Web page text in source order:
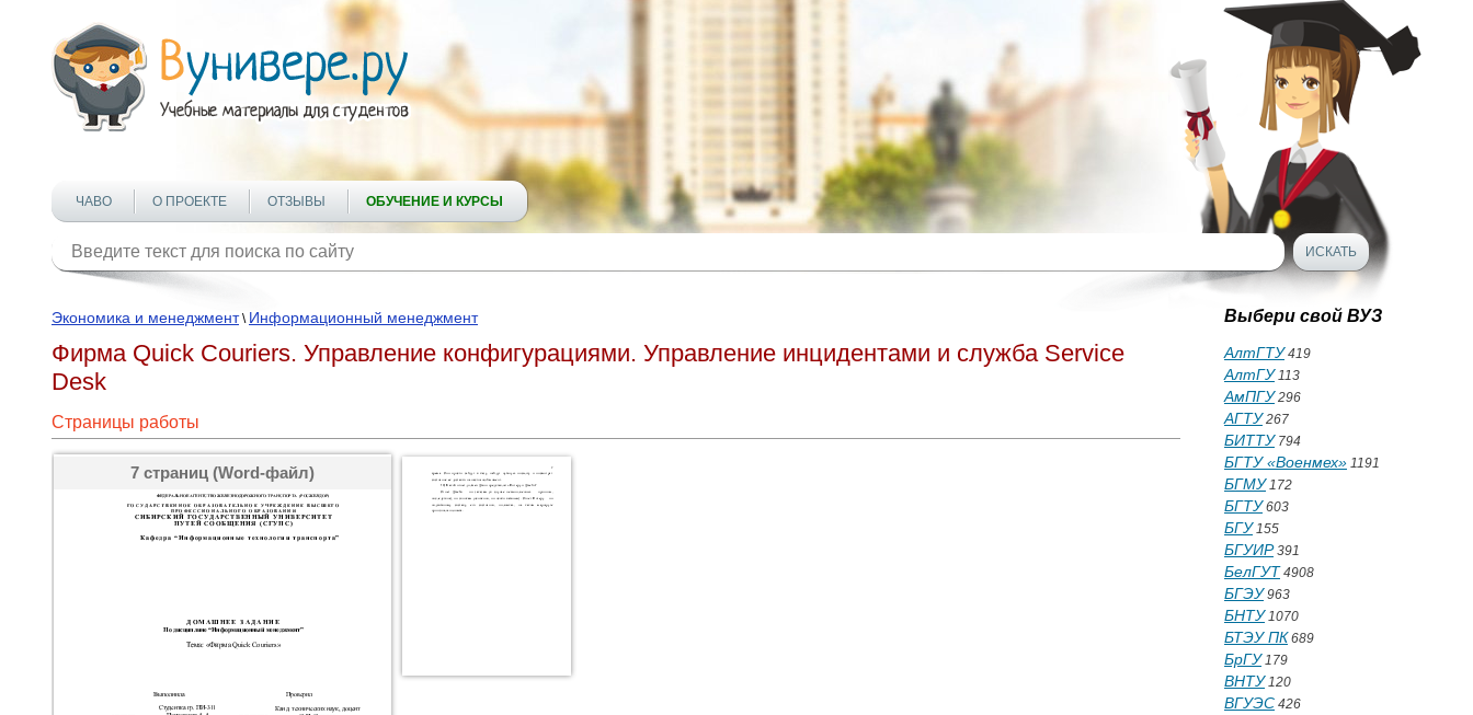
ЧАВО О ПРОЕКТЕ ОТЗЫВЫ ОБУЧЕНИЕ И КУРСЫ
Экономика и менеджмент\ Информационный менеджмент
Фирма Quick Couriers. Управление конфигурациями. Управление инцидентами и служба Service
Desk
Страницы работы
7 страниц (Word-файл)
Выбери свой ВУЗ
АлтГТУ419
АлтГУ113
АмПГУ296
АГТУ267
БИТТУ794
БГТУ «Военмех» 1191
БГМУ172
БГТУ603
БГУ155
БГУИР391
БелГУТ 4908
БГЭУ963
БНТУ1070
БТЭУ ПК 689
БрГУ179
ВНТУ120
ВГУЭС 426